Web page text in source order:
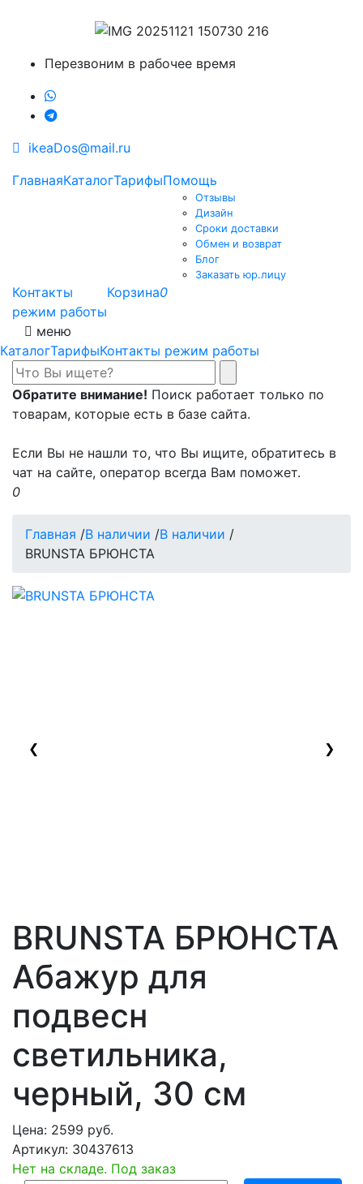
Перезвоним в рабочее время
ikeaDos@mail.ru
ГлавнаяКаталогТарифыПомощь
Отзывы
Дизайн
Сроки доставки
Обмен и возврат
Блог
Заказать юр.лицу
Контакты
режим работы
Корзина0
меню
КаталогТарифыКонтакты режим работы
Обратите внимание! Поиск работает только по
товарам, которые есть в базе сайта.
Если Вы не нашли то, что Вы ищите, обратитесь в
чат на сайте, оператор всегда Вам поможет.
0
Главная /В наличии /В наличии /
BRUNSTA БРЮНСТА
❮ ❯
BRUNSTA БРЮНСТА
Абажур для
подвесн
светильника,
черный, 30 см
Цена: 2599 руб.
Артикул: 30437613
Нет на складе. Под заказ